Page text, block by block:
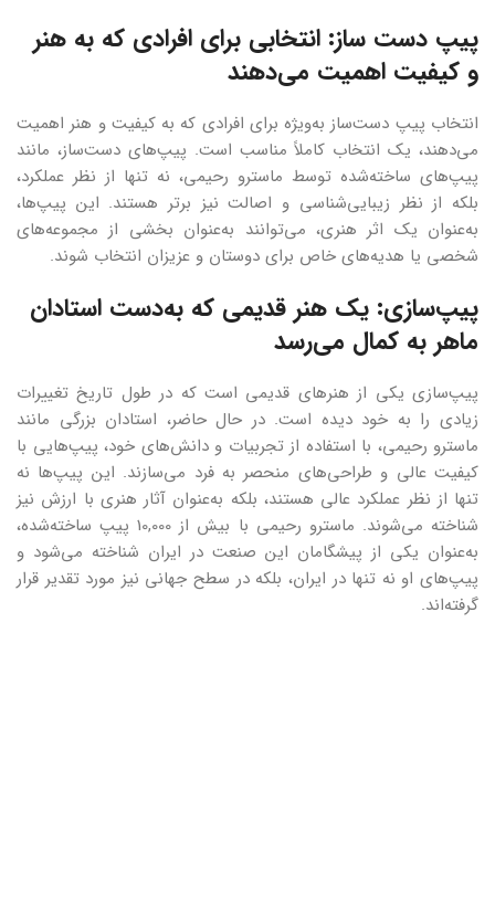
پیپ‌ دست‌ ساز: انتخابی برای افرادی که به هنر
و کیفیت اهمیت می‌دهند
انتخاب پیپ دست‌ساز به‌ویژه برای افرادی که به کیفیت و هنر اهمیت
می‌دهند، یک انتخاب کاملاً مناسب است. پیپ‌های دست‌ساز، مانند
پیپ‌های ساخته‌شده توسط ماسترو رحیمی، نه تنها از نظر عملکرد،
بلکه از نظر زیبایی‌شناسی و اصالت نیز برتر هستند. این پیپ‌ها،
به‌عنوان یک اثر هنری، می‌توانند به‌عنوان بخشی از مجموعه‌های
شخصی یا هدیه‌های خاص برای دوستان و عزیزان انتخاب شوند.
پیپ‌سازی: یک هنر قدیمی که به‌دست استادان
ماهر به کمال می‌رسد
پیپ‌سازی یکی از هنرهای قدیمی است که در طول تاریخ تغییرات
زیادی را به خود دیده است. در حال حاضر، استادان بزرگی مانند
ماسترو رحیمی، با استفاده از تجربیات و دانش‌های خود، پیپ‌هایی با
کیفیت عالی و طراحی‌های منحصر به فرد می‌سازند. این پیپ‌ها نه
تنها از نظر عملکرد عالی هستند، بلکه به‌عنوان آثار هنری با ارزش نیز
شناخته می‌شوند. ماسترو رحیمی با بیش از 10,000 پیپ ساخته‌شده،
به‌عنوان یکی از پیشگامان این صنعت در ایران شناخته می‌شود و
پیپ‌های او نه تنها در ایران، بلکه در سطح جهانی نیز مورد تقدیر قرار
گرفته‌اند.